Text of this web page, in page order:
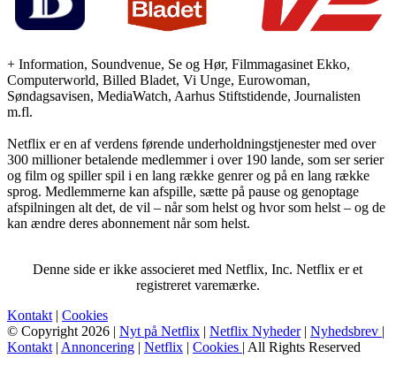
+ Information, Soundvenue, Se og Hør, Filmmagasinet Ekko,
Computerworld, Billed Bladet, Vi Unge, Eurowoman,
Søndagsavisen, MediaWatch, Aarhus Stiftstidende, Journalisten
m.fl.
Netflix er en af verdens førende underholdningstjenester med over
300 millioner betalende medlemmer i over 190 lande, som ser serier
og film og spiller spil i en lang række genrer og på en lang række
sprog. Medlemmerne kan afspille, sætte på pause og genoptage
afspilningen alt det, de vil – når som helst og hvor som helst – og de
kan ændre deres abonnement når som helst.
Denne side er ikke associeret med Netflix, Inc. Netflix er et
registreret varemærke.
Kontakt | Cookies
© Copyright 2026 | Nyt på Netflix | Netflix Nyheder| Nyhedsbrev |
Kontakt | Annoncering | Netflix | Cookies | All Rights Reserved